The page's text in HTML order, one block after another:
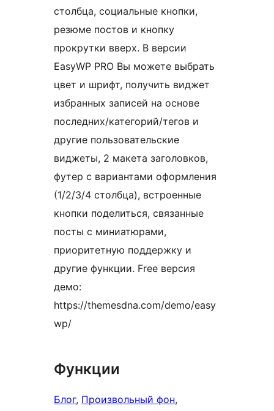
столбца, социальные кнопки,
резюме постов и кнопку
прокрутки вверх. В версии
EasyWP PRO Вы можете выбрать
цвет и шрифт, получить виджет
избранных записей на основе
последних/категорий/тегов и
другие пользовательские
виджеты, 2 макета заголовков,
футер с вариантами оформления
(1/2/3/4 столбца), встроенные
кнопки поделиться, связанные
посты с миниатюрами,
приоритетную поддержку и
другие функции. Free версия
демо:
https://themesdna.com/demo/easy
wp/
Функции
Блог, Произвольный фон